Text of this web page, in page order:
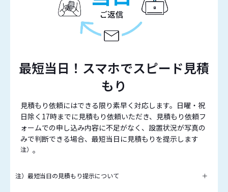
最短当日！スマホでスピード見積
もり
見積もり依頼にはできる限り素早く対応します。日曜・祝
日除く17時までに見積もり依頼いただき、見積もり依頼フ
ォームでの申し込み内容に不足がなく、設置状況が写真の
みで判断できる場合、最短当日に見積もりを提示します
注） 。
注）最短当日の見積もり提示について ＋